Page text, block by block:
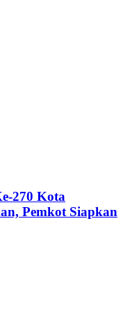
270 Kota
Pemkot Siapkan